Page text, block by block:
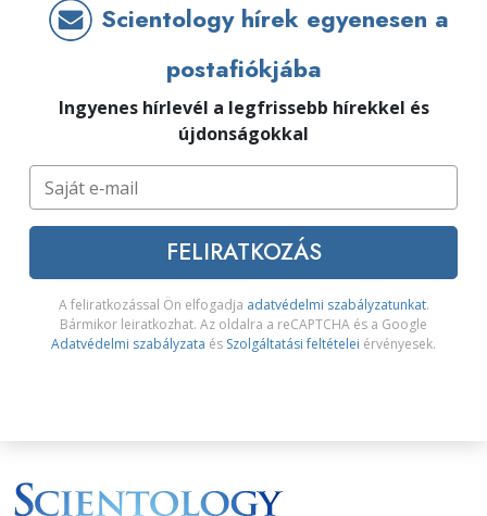
Scientology hírek egyenesen a
postafiókjába
Ingyenes hírlevél a legfrissebb hírekkel és
újdonságokkal
FELIRATKOZÁS
A feliratkozással Ön elfogadja adatvédelmi szabályzatunkat.
Bármikor leiratkozhat. Az oldalra a reCAPTCHA és a Google
Adatvédelmi szabályzata és Szolgáltatási feltételei érvényesek.